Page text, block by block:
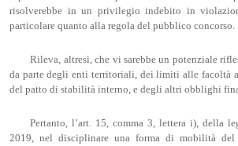
risolverebbe in un privilegio indebito in
particolare quanto alla regola del pubblico concorso.
Rileva, altresì, che vi sarebbe un potenziale
da parte degli enti territoriali, dei limiti alle facoltà
del patto di stabilità interno, e degli altri obblighi
Pertanto, l’art. 15, comma 3, lettera i), della
2019, nel disciplinare una forma di mobilità del